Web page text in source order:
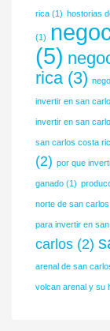
rica (1) hostorias
(1)
(5)
rica(3)
invertir en san
invertir en san
san carlos costa
(2) por que
ganado (1)
norte de san carlos
para invertir en
carlos (2)
arenal de san
volcan arenal y su